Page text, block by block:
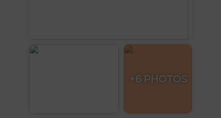
+6 PHOTOS